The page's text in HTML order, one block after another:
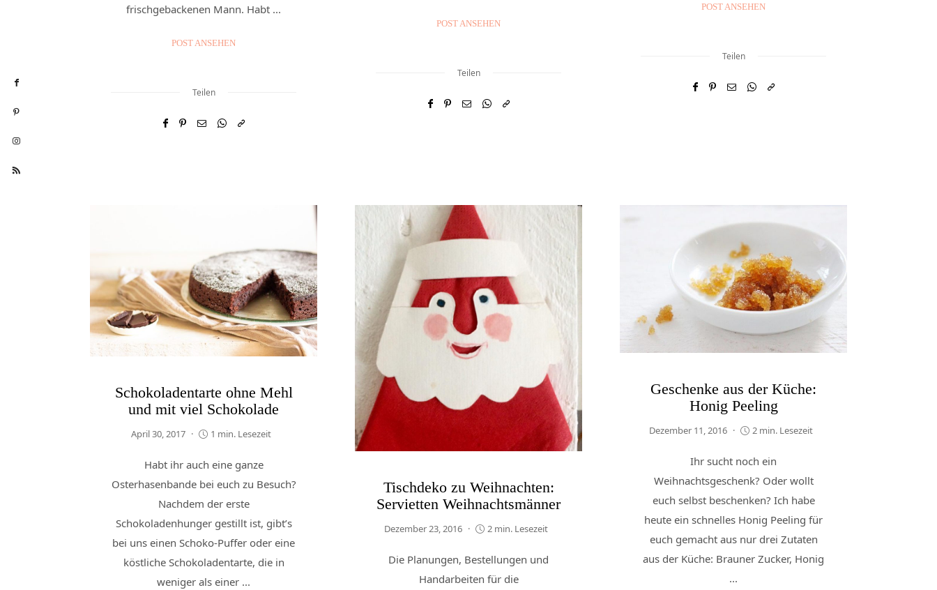
frischgebackenen Mann. Habt ...
POST ANSEHEN
Teilen
POST ANSEHEN
Teilen
POST ANSEHEN
Teilen
Schokoladentarte ohne Mehl
und mit viel Schokolade
April 30, 2017 1 min. Lesezeit
Habt ihr auch eine ganze
Osterhasenbande bei euch zu Besuch?
Nachdem der erste
Schokoladenhunger gestillt ist, gibt’s
bei uns einen Schoko-Puffer oder eine
köstliche Schokoladentarte, die in
weniger als einer ...
Tischdeko zu Weihnachten:
Servietten Weihnachtsmänner
Dezember 23, 2016 2 min. Lesezeit
Die Planungen, Bestellungen und
Handarbeiten für die
Geschenke aus der Küche:
Honig Peeling
Dezember 11, 2016 2 min. Lesezeit
Ihr sucht noch ein
Weihnachtsgeschenk? Oder wollt
euch selbst beschenken? Ich habe
heute ein schnelles Honig Peeling für
euch gemacht aus nur drei Zutaten
aus der Küche: Brauner Zucker, Honig
...